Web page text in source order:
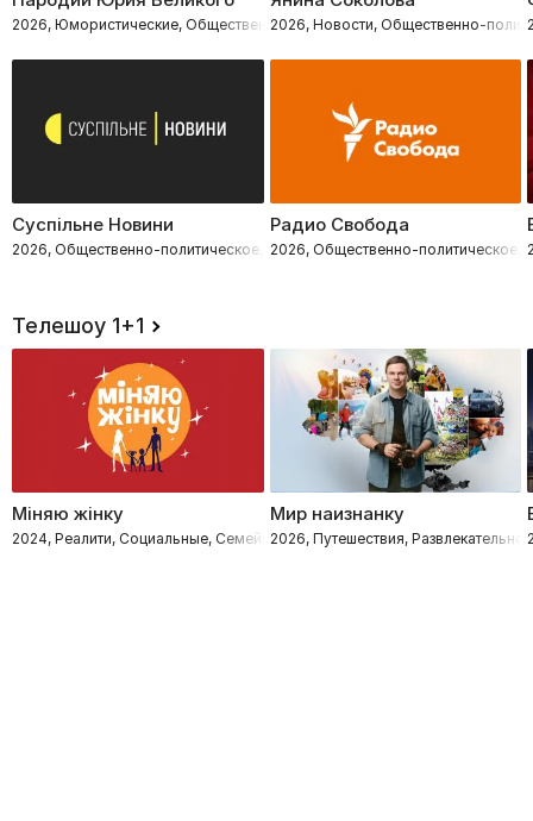
2026, Юмористические, Общественно-политическое
2026, Новости, Общественно-
Суспільне Новини
2026, Общественно-политическое, Новости
Радио Свобода
2026, Общественно-политическое,
Телешоу 1+1
Міняю жінку
2024, Реалити, Социальные, Семейные
Мир наизнанку
2026, Путешествия, Развлекательное